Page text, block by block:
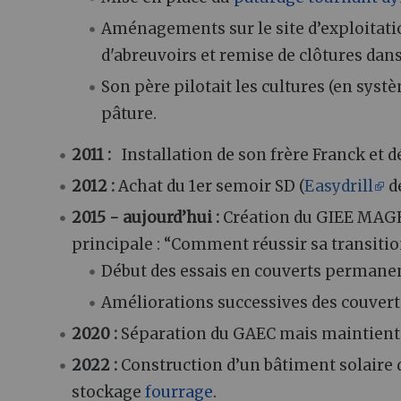
Aménagements sur le site
d'abreuvoirs et remise de clôtures
Son père pilotait les cultures (en
pâture.
2011 : Installation de son frère Franck et
2012 :Achat du 1er semoir SD (Easydrill
2015 - aujourd’hui : Création du GIEE
principale : “Comment réussir sa transition
Début des essais en couverts
Améliorations successives des
2020 : Séparation du GAEC mais
2022 : Construction d’un bâtiment solaire
stockagefourrage.